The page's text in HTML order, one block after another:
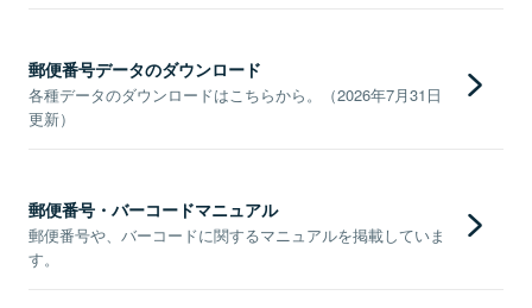
郵便番号データのダウンロード
各種データのダウンロードはこちらから。（2026年7月31日
更新）
郵便番号・バーコードマニュアル
郵便番号や、バーコードに関するマニュアルを掲載していま
す。